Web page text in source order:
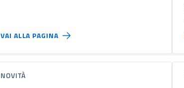
VAI ALLA PAGINA
NOVITÀ